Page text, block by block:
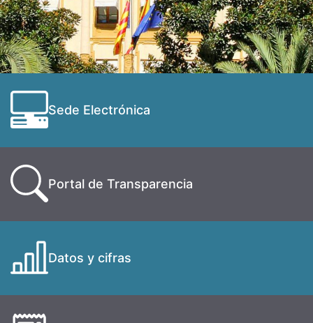
Sede Electrónica
Portal de Transparencia
Datos y cifras